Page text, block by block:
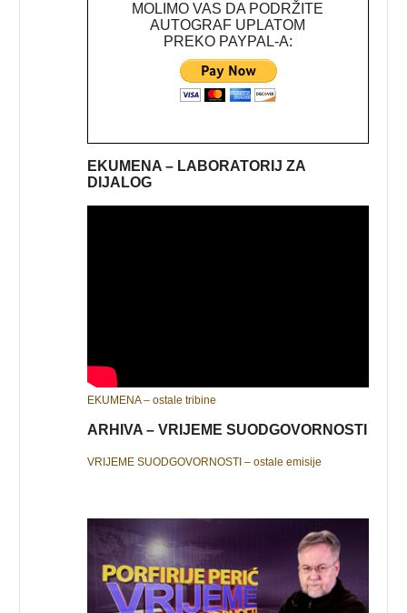
MOLIMO VAS DA PODRŽITE
AUTOGRAF UPLATOM
PREKO PAYPAL-A:
EKUMENA – LABORATORIJ ZA
DIJALOG
EKUMENA – ostale tribine
ARHIVA – VRIJEME SUODGOVORNOSTI
VRIJEME SUODGOVORNOSTI – ostale emisije